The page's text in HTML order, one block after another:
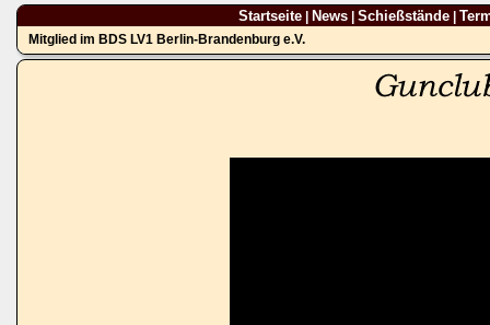
Startseite| News| Schießstände|
Mitglied im BDS LV1 Berlin-Brandenburg e.V.